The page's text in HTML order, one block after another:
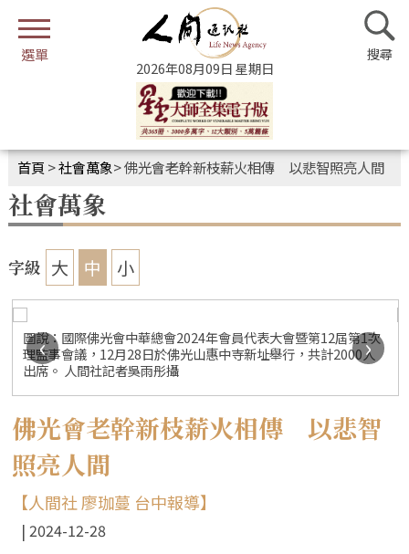
2026年08月09日 星期日
首頁 >社會萬象>佛光會老幹新枝薪火相傳 以悲智照亮人間
社會萬象
字級 大 中 小
圖說：國際佛光會中華總會2024年會員代表大會暨第12屆第1次
理監事會議，12月28日於佛光山惠中寺新址舉行，共計2000人
出席。 人間社記者吳雨彤攝
‹ ›
佛光會老幹新枝薪火相傳 以悲智
照亮人間
【人間社 廖珈蔓 台中報導】
2024-12-28